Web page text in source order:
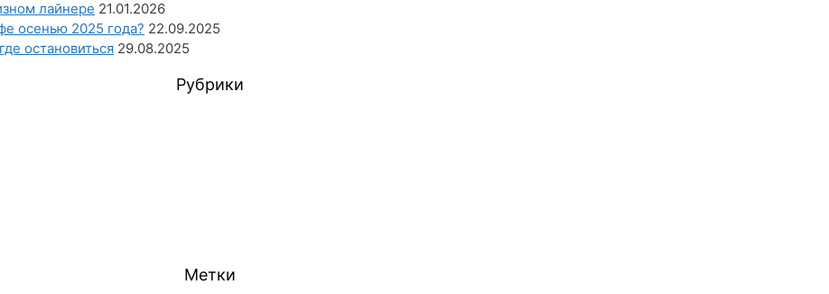
лайнере 21.01.2026
осенью 2025 года? 22.09.2025
остановиться 29.08.2025
Рубрики
Метки